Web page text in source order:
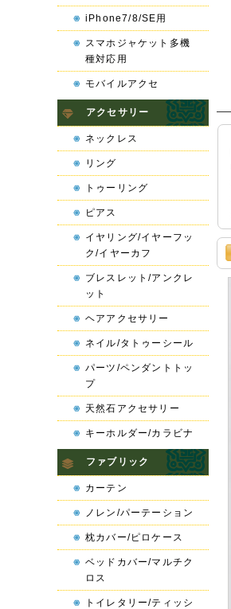
iPhone7/8/SE用
スマホジャケット多機
種対応用
モバイルアクセ
アクセサリー
ネックレス
リング
トゥーリング
ピアス
イヤリング/イヤーフッ
ク/イヤーカフ
ブレスレット/アンクレ
ット
ヘアアクセサリー
ネイル/タトゥーシール
パーツ/ペンダントトッ
プ
天然石アクセサリー
キーホルダー/カラビナ
ファブリック
カーテン
ノレン/パーテーション
枕カバー/ピロケース
ベッドカバー/マルチク
ロス
トイレタリー/ティッシ